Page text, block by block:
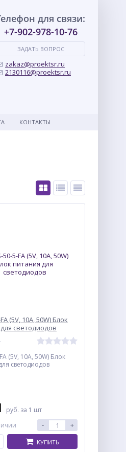
для связи:
+7-902-978-10-76
ЗАДАТЬ ВОПРОС
zakaz@proektsr.ru
2130116@proektsr.ru
КОНТАКТЫ
(5V, 10A, 50W) Блок
светодиодов
(5V, 10A, 50W) Блок
светодиодов
руб. за 1 шт
- +
КУПИТЬ